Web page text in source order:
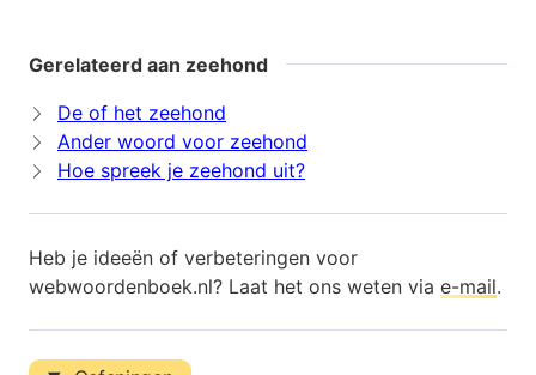
Gerelateerd aan zeehond
De of het zeehond
Ander woord voor zeehond
Hoe spreek je zeehond uit?
Heb je ideeën of verbeteringen voor
webwoordenboek.nl? Laat het ons weten via e-mail.